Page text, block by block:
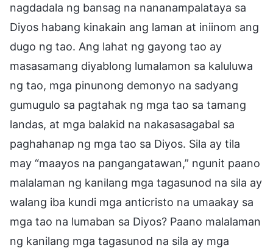
nagdadala ng bansag na nananampalataya sa
Diyos habang kinakain ang laman at iniinom ang
dugo ng tao. Ang lahat ng gayong tao ay
masasamang diyablong lumalamon sa kaluluwa
ng tao, mga pinunong demonyo na sadyang
gumugulo sa pagtahak ng mga tao sa tamang
landas, at mga balakid na nakasasagabal sa
paghahanap ng mga tao sa Diyos. Sila ay tila
may “maayos na pangangatawan,” ngunit paano
malalaman ng kanilang mga tagasunod na sila ay
walang iba kundi mga anticristo na umaakay sa
mga tao na lumaban sa Diyos? Paano malalaman
ng kanilang mga tagasunod na sila ay mga